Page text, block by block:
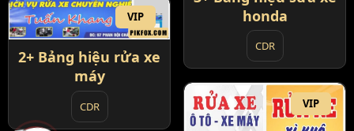
honda
CDR
VIP
2+ Bảng hiệu rửa xe
máy
CDR VIP